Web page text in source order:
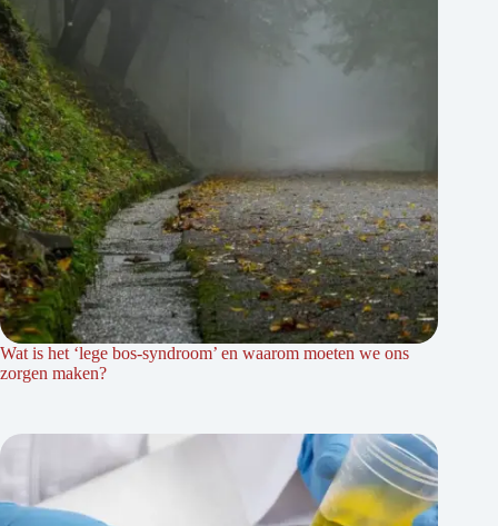
Wat is het ‘lege bos-syndroom’ en waarom moeten we ons
zorgen maken?